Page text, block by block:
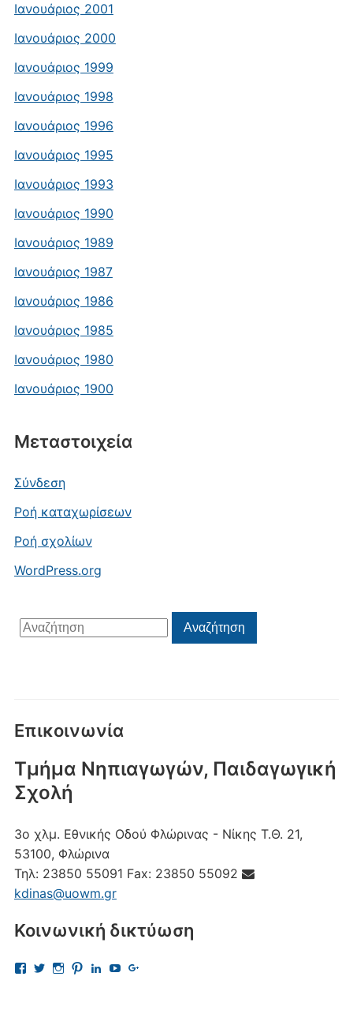
Ιανουάριος 2001
Ιανουάριος 2000
Ιανουάριος 1999
Ιανουάριος 1998
Ιανουάριος 1996
Ιανουάριος 1995
Ιανουάριος 1993
Ιανουάριος 1990
Ιανουάριος 1989
Ιανουάριος 1987
Ιανουάριος 1986
Ιανουάριος 1985
Ιανουάριος 1980
Ιανουάριος 1900
Μεταστοιχεία
Σύνδεση
Ροή καταχωρίσεων
Ροή σχολίων
WordPress.org
Αναζήτηση
για:
Αναζήτηση
Επικοινωνία
Τμήμα Νηπιαγωγών, Παιδαγωγική
Σχολή
3ο χλμ. Εθνικής Οδού Φλώρινας - Νίκης Τ.Θ. 21,
53100, Φλώρινα
Τηλ: 23850 55091 Fax: 23850 55092
kdinas@uowm.gr
Κοινωνική δικτύωση
Προβολή
Προβολή
Προβολή
Προβολή
Προβολή
Προβολή